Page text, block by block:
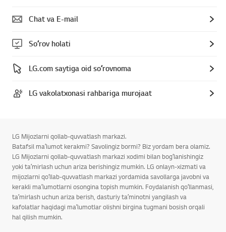
Chat va E-mail
Soʻrov holati
LG.com saytiga oid soʻrovnoma
LG vakolatxonasi rahbariga murojaat
LG Mijozlarni qollab-quvvatlash markazi.
Batafsil maʼlumot kerakmi? Savolingiz bormi? Biz yordam bera olamiz.
LG Mijozlarni qollab-quvvatlash markazi xodimi bilan bogʻlanishingiz
yoki taʼmirlash uchun ariza berishingiz mumkin. LG onlayn-xizmati va
mijozlarni qoʻllab-quvvatlash markazi yordamida savollarga javobni va
kerakli maʼlumotlarni osongina topish mumkin. Foydalanish qoʻllanmasi,
taʼmirlash uchun ariza berish, dasturiy taʼminotni yangilash va
kafolatlar haqidagi maʼlumotlar olishni birgina tugmani bosish orqali
hal qilish mumkin.